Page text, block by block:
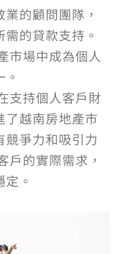
的顧問團隊，
的貸款支持。
市場中成為個人
支持個人客戶財
了越南房地產市
競爭力和吸引力
戶的實際需求，
。